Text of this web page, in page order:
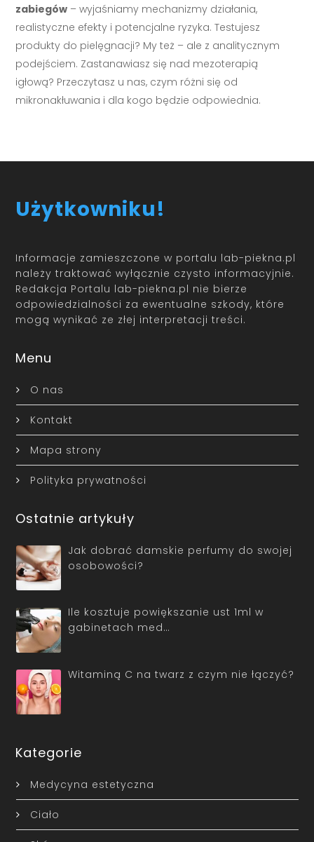
zabiegów – wyjaśniamy mechanizmy działania,
realistyczne efekty i potencjalne ryzyka. Testujesz
produkty do pielęgnacji? My też – ale z analitycznym
podejściem. Zastanawiasz się nad mezoterapią
igłową? Przeczytasz u nas, czym różni się od
mikronakłuwania i dla kogo będzie odpowiednia.
Użytkowniku!
Informacje zamieszczone w portalu lab-piekna.pl
należy traktować wyłącznie czysto informacyjnie.
Redakcja Portalu lab-piekna.pl nie bierze
odpowiedzialności za ewentualne szkody, które
mogą wynikać ze złej interpretacji treści.
Menu
O nas
Kontakt
Mapa strony
Polityka prywatności
Ostatnie artykuły
Jak dobrać damskie perfumy do swojej
osobowości?
Ile kosztuje powiększanie ust 1ml w
gabinetach med…
Witaminą C na twarz z czym nie łączyć?
Kategorie
Medycyna estetyczna
Ciało